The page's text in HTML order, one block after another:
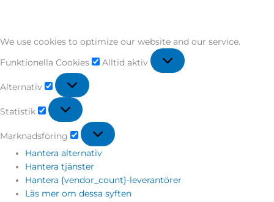
We use cookies to optimize our website and our service.
Funktionella Cookies Alltid aktiv
Alternativ
Statistik
Marknadsföring
Hantera alternativ
Hantera tjänster
Hantera {vendor_count}-leverantörer
Läs mer om dessa syften